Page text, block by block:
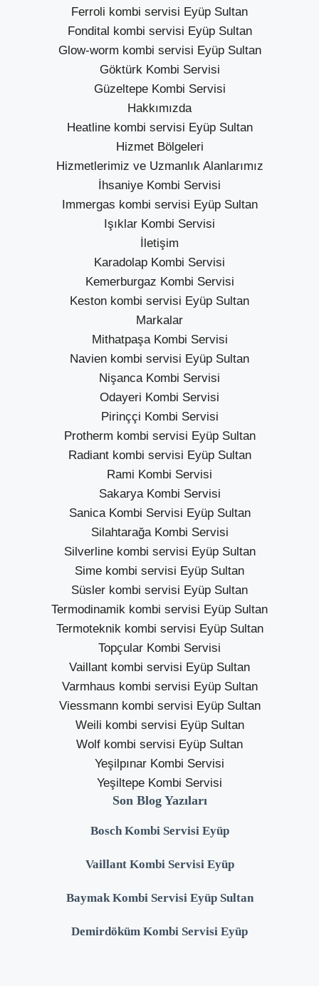
Ferroli kombi servisi Eyüp Sultan
Fondital kombi servisi Eyüp Sultan
Glow-worm kombi servisi Eyüp Sultan
Göktürk Kombi Servisi
Güzeltepe Kombi Servisi
Hakkımızda
Heatline kombi servisi Eyüp Sultan
Hizmet Bölgeleri
Hizmetlerimiz ve Uzmanlık Alanlarımız
İhsaniye Kombi Servisi
Immergas kombi servisi Eyüp Sultan
Işıklar Kombi Servisi
İletişim
Karadolap Kombi Servisi
Kemerburgaz Kombi Servisi
Keston kombi servisi Eyüp Sultan
Markalar
Mithatpaşa Kombi Servisi
Navien kombi servisi Eyüp Sultan
Nişanca Kombi Servisi
Odayeri Kombi Servisi
Pirinççi Kombi Servisi
Protherm kombi servisi Eyüp Sultan
Radiant kombi servisi Eyüp Sultan
Rami Kombi Servisi
Sakarya Kombi Servisi
Sanica Kombi Servisi Eyüp Sultan
Silahtarağa Kombi Servisi
Silverline kombi servisi Eyüp Sultan
Sime kombi servisi Eyüp Sultan
Süsler kombi servisi Eyüp Sultan
Termodinamik kombi servisi Eyüp Sultan
Termoteknik kombi servisi Eyüp Sultan
Topçular Kombi Servisi
Vaillant kombi servisi Eyüp Sultan
Varmhaus kombi servisi Eyüp Sultan
Viessmann kombi servisi Eyüp Sultan
Weili kombi servisi Eyüp Sultan
Wolf kombi servisi Eyüp Sultan
Yeşilpınar Kombi Servisi
Yeşiltepe Kombi Servisi
Son Blog Yazıları
Bosch Kombi Servisi Eyüp
Vaillant Kombi Servisi Eyüp
Baymak Kombi Servisi Eyüp Sultan
Demirdöküm Kombi Servisi Eyüp